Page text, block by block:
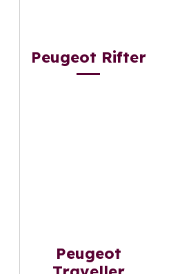
Peugeot Rifter
Peugeot